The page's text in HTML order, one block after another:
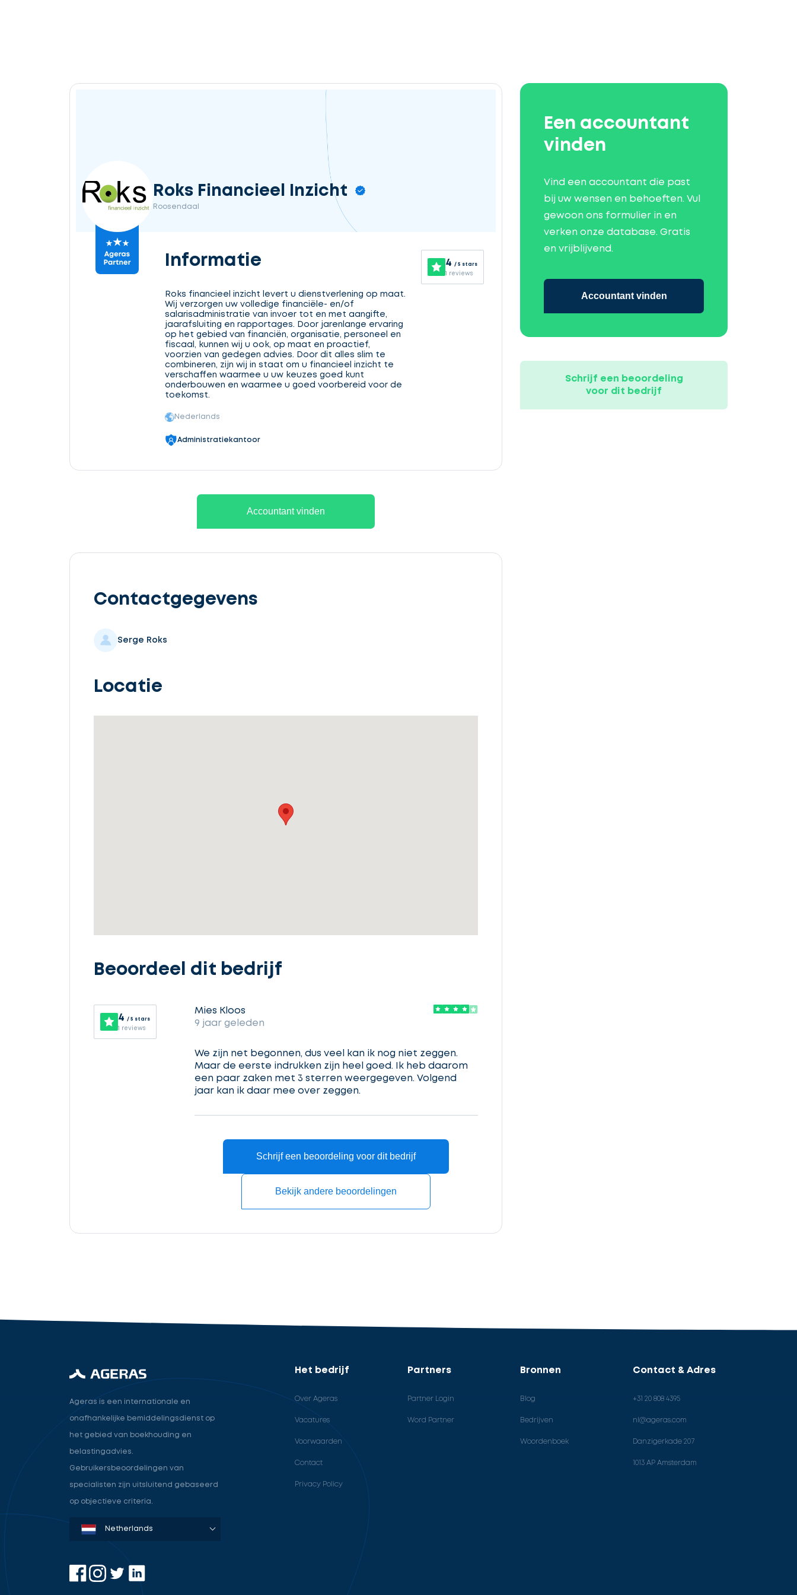
Roks Financieel Inzicht
Roosendaal
4 / 5 stars
1 reviews
Informatie
Roks financieel inzicht levert u dienstverlening op maat.
Wij verzorgen uw volledige financiële- en/of
salarisadministratie van invoer tot en met aangifte,
jaarafsluiting en rapportages. Door jarenlange ervaring
op het gebied van financiën, organisatie, personeel en
fiscaal, kunnen wij u ook, op maat en proactief,
voorzien van gedegen advies. Door dit alles slim te
combineren, zijn wij in staat om u financieel inzicht te
verschaffen waarmee u uw keuzes goed kunt
onderbouwen en waarmee u goed voorbereid voor de
toekomst.
Nederlands
Administratiekantoor
Accountant vinden
Contactgegevens
Serge Roks
Locatie
Beoordeel dit bedrijf
4 / 5 stars
1 reviews
Mies Kloos
9 jaar geleden
We zijn net begonnen, dus veel kan ik nog niet zeggen.
Maar de eerste indrukken zijn heel goed. Ik heb daarom
een paar zaken met 3 sterren weergegeven. Volgend
jaar kan ik daar mee over zeggen.
Schrijf een beoordeling voor dit bedrijf
Bekijk andere beoordelingen
Een accountant
vinden
Vind een accountant die past
bij uw wensen en behoeften. Vul
gewoon ons formulier in en
verken onze database. Gratis
en vrijblijvend.
Accountant vinden
Schrijf een beoordeling
voor dit bedrijf
Ageras is een internationale en
onafhankelijke bemiddelingsdienst op
het gebied van boekhouding en
belastingadvies.
Gebruikersbeoordelingen van
specialisten zijn uitsluitend gebaseerd
op objectieve criteria.
Denmark
Sweden
Norway
Netherlands
Germany
USA
Het bedrijf
Over Ageras
Vacatures
Voorwaarden
Contact
Privacy Policy
Partners
Partner Login
Word Partner
Bronnen
Blog
Bedrijven
Woordenboek
Contact & Adres
+31 20 808 4395
nl@ageras.com
Danzigerkade 207
1013 AP Amsterdam